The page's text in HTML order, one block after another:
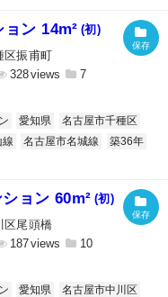
ン 14m² (初)
区振甫町
328 7
愛知県
名古屋市千種区
線 名古屋市名城線
築36年
ョン 60m² (初)
区尾頭橋
187 10
愛知県
名古屋市中川区